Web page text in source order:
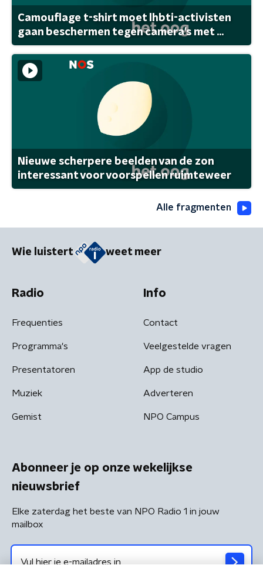
Camouflage t-shirt moet lhbti-activisten
gaan beschermen tegen camera's met ...
Nieuwe scherpere beelden van de zon
interessant voor voorspellen ruimteweer
Alle fragmenten
Wie luistert weet meer
Radio
Frequenties
Programma's
Presentatoren
Muziek
Gemist
Info
Contact
Veelgestelde vragen
App de studio
Adverteren
NPO Campus
Abonneer je op onze wekelijkse
nieuwsbrief
Elke zaterdag het beste van NPO Radio 1 in jouw
mailbox